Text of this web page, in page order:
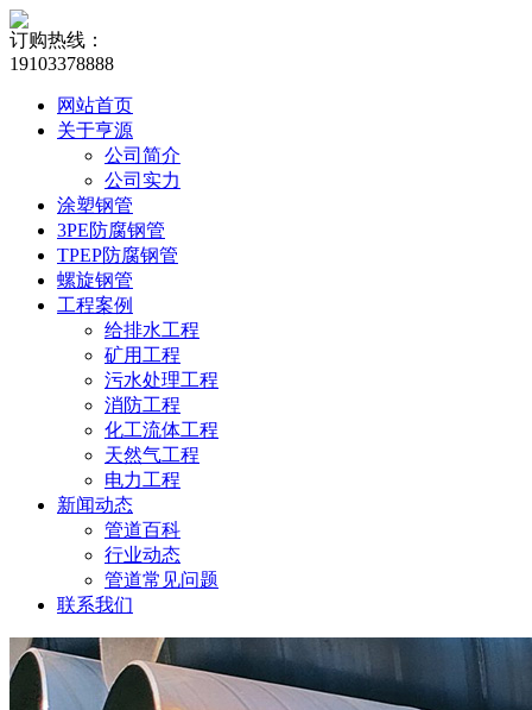
订购热线：
19103378888
网站首页
关于亨源
公司简介
公司实力
涂塑钢管
3PE防腐钢管
TPEP防腐钢管
螺旋钢管
工程案例
给排水工程
矿用工程
污水处理工程
消防工程
化工流体工程
天然气工程
电力工程
新闻动态
管道百科
行业动态
管道常见问题
联系我们